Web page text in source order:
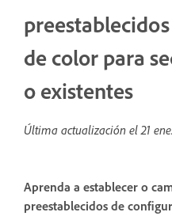
de color para
o existentes
Última actualización el21
Aprenda a establecer o
preestablecidos de